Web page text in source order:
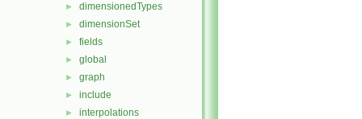
► dimensionedTypes
► dimensionSet
► fields
► global
► graph
► include
► interpolations